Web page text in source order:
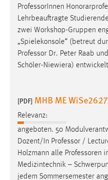
Professor Innen
Lehrbeauftragte
zwei Workshop-Gruppen
„Spielekonsole“ (betreut
Professor Dr. Peter Raab
Schöler-Niewiera)
[PDF] MHB ME WiSe2627
Relevanz:
angeboten. 50
Dozent/In Professor /
Holzmann alle Professoren
Medizintechnik –
jedem Sommersemester
Conversion-Tracking
Cookie Laufzeit:
3 Monate
Facebook Pixel
_fbp
Anbieter:
Facebook
Zweck:
Conversion-Tracking
Cookie Laufzeit: